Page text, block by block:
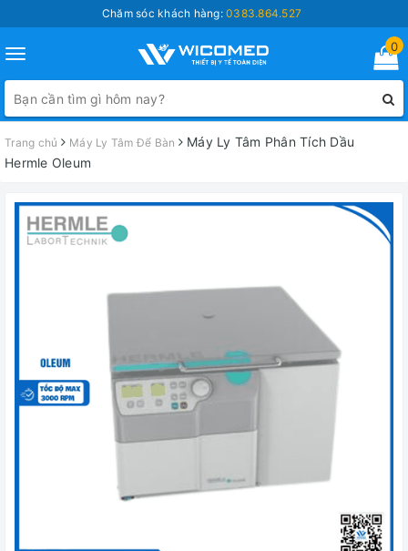
Chăm sóc khách hàng:0383.864.527
Toggle
navigation
0
Trang chủ Máy Ly Tâm Để Bàn
Máy Ly Tâm Phân Tích Dầu
Hermle Oleum